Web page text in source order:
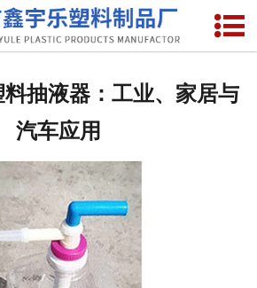
网站首页
新闻中心
资质荣誉
联系我们
抽液器：工业、家居与
汽车应用